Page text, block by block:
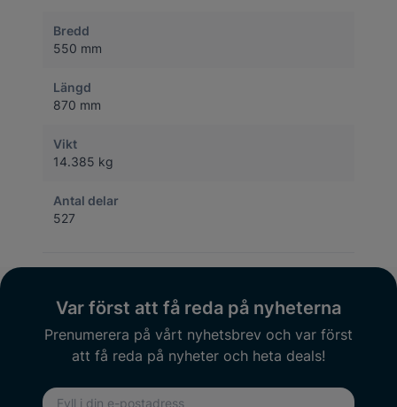
Bredd
550 mm
Längd
870 mm
Vikt
14.385 kg
Antal delar
527
Var först att få reda på nyheterna
Prenumerera på vårt nyhetsbrev och var först
att få reda på nyheter och heta deals!
E-postadress